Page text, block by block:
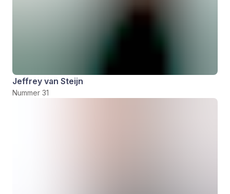
Jeffrey van Steijn
Nummer 31